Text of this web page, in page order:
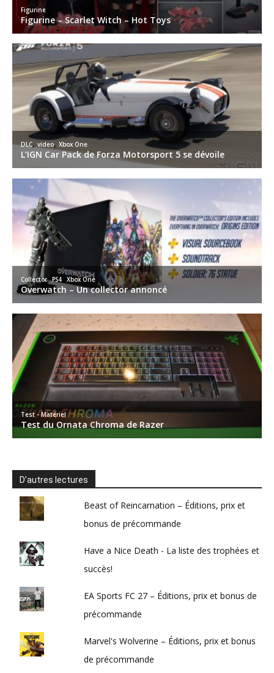
D’autres lectures
Beast of Reincarnation – Éditions, prix et
bonus de précommande
Have a Nice Death - La liste des trophées et
succès!
EA Sports FC 27 – Éditions, prix et bonus de
précommande
Marvel's Wolverine – Éditions, prix et bonus
de précommande